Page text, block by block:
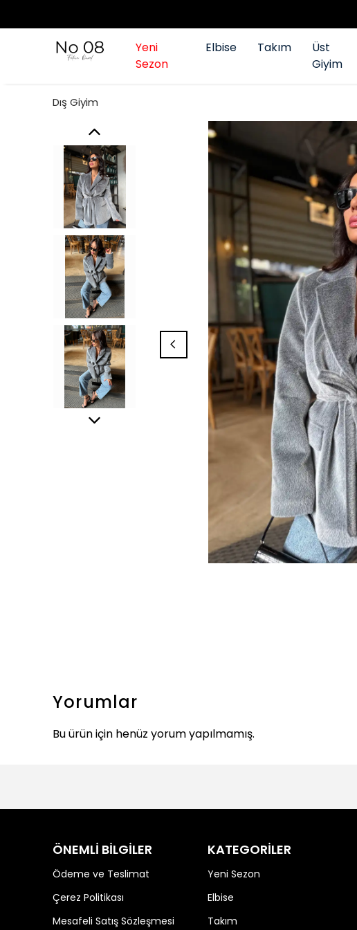
Yeni
Sezon
Elbise Takım
Üst
Giyim
Dış Giyim
Yorumlar
Bu ürün için henüz yorum yapılmamış.
ÖNEMLİ BİLGİLER
Ödeme ve Teslimat
Çerez Politikası
Mesafeli Satış Sözleşmesi
KATEGORİLER
Yeni Sezon
Elbise
Takım